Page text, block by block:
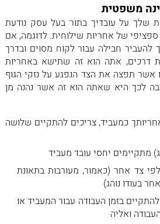
משפטית
שלך על עובדיך בתור בעל עסק נודעת
של אחריות שילוחית. לדוגמה, אם
חבילה עבור לקוח מסוים ובדרך
דרכים, אתה הוא זה שתישא באחריות
אשר תפצה את הצד הנפגע על נזקי הגוף
לכך היא שאתה הוא זה אשר נהנה מן
כמעביד, צריכים להתקיים שלושה
מתקיימים יחסי עובד מעביד
צד אחר (כאמור, מעורבות בתאונת
בעודו נוהג)
בזמן העבודה עבור המעביד או
ואליה